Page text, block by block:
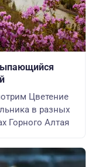
Цветение
в разных
Горного Алтая